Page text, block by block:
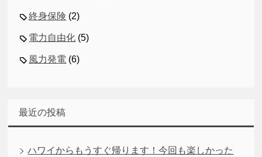
終身保険 (2)
電力自由化 (5)
風力発電 (6)
最近の投稿
ハワイからもうすぐ帰ります！今回も楽しかった